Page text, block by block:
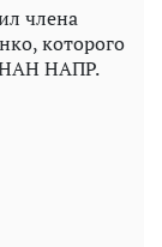
члена
которого
НАН НАПР.